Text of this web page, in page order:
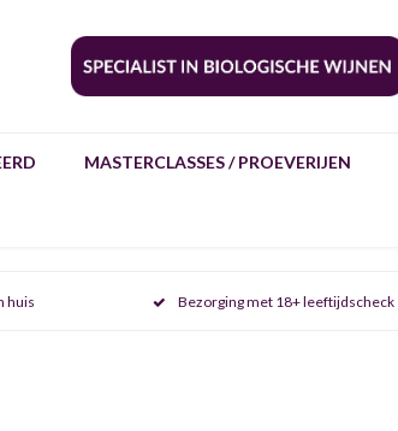
MASTERCLASSES / PROEVERIJEN
huis Bezorging met 18+ leeftijdscheck